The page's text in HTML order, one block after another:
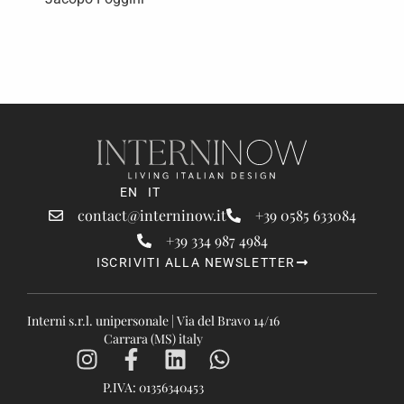
EN IT
contact@interninow.it
+39 0585 633084
+39 334 987 4984
ISCRIVITI ALLA NEWSLETTER
Interni s.r.l. unipersonale | Via del Bravo 14/16
Carrara (MS) italy
P.IVA: 01356340453